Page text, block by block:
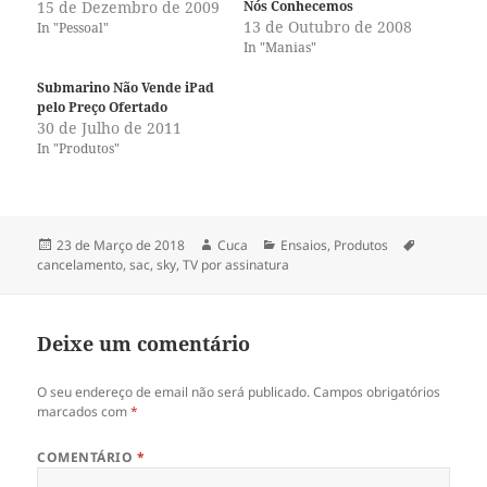
15 de Dezembro de 2009
In "Pessoal"
Nós Conhecemos
13 de Outubro de 2008
In "Manias"
Submarino Não Vende iPad
pelo Preço Ofertado
30 de Julho de 2011
In "Produtos"
Publicado
a
23 de Março de 2018 Autor
Cuca Categorias
Ensaios, Produtos
cancelamento,sac,sky,TV por assinatura
Deixe um comentário
O seu endereço de email não será publicado. Campos obrigatórios
marcados com*
COMENTÁRIO *